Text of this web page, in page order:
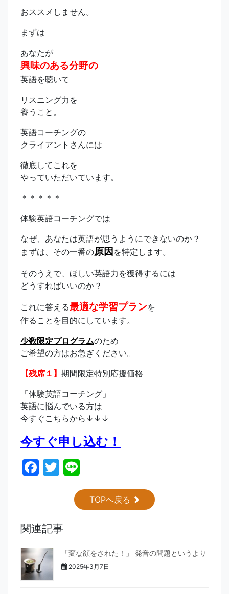
おススメしません。
まずは
あなたが
興味のある分野の
英語を聴いて
リスニング力を
養うこと。
英語コーチングの
クライアントさんには
徹底してこれを
やっていただいています。
＊＊＊＊＊
体験英語コーチングでは
なぜ、あなたは英語が思うようにできないのか？
まずは、その一番の原因 を特定します。
そのうえで、ほしい英語力を獲得するには
どうすればいいのか？
これに答える最適な学習プランを
作ることを目的にしています。
少数限定プログラムのため
ご希望の方はお急ぎください。
【残席１】 期間限定特別応援価格
「体験英語コーチング」
英語に悩んでいる方は
今すぐこちらから↓↓↓
今すぐ申し込む！
F
b
o
o
k
T
itt
TOPへ戻る
関連記事
「変な顔をされた！」 発音の問題というより
2025年3月7日